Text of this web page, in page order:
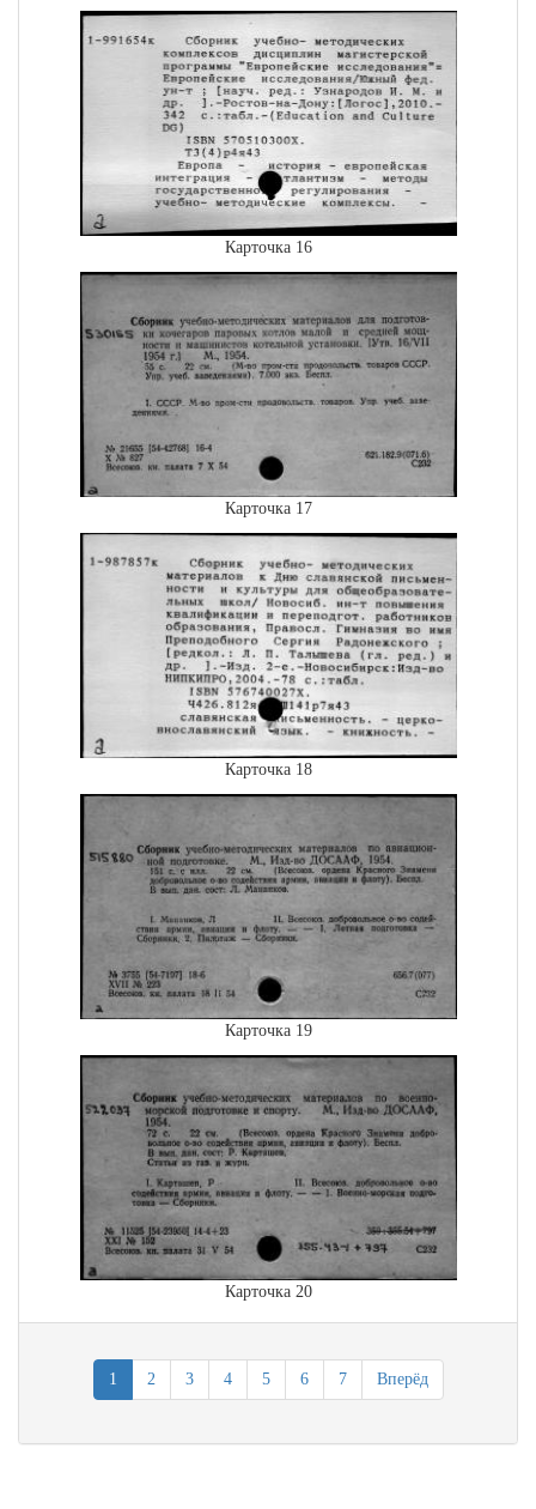
Карточка 16
Карточка 17
Карточка 18
Карточка 19
Карточка 20
1 2 3 4 5 6 7 Вперёд